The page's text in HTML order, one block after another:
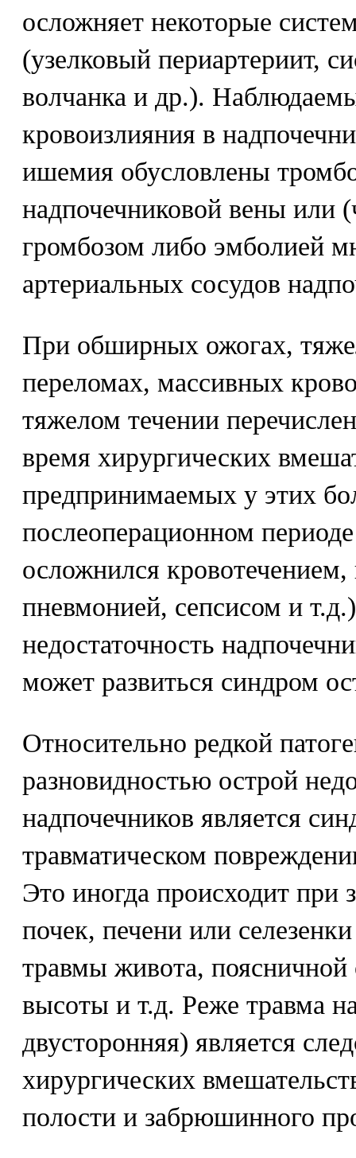
осложняет некоторые
(узелковый периартериит,
волчанка и др.).
кровоизлияния в
ишемия обусловлены
надпочечниковой вены или
громбозом либо эмболией
артериальных сосудов
При обширных ожогах,
переломах, массивных
тяжелом течении
время хирургических
предпринимаемых у этих
послеоперационном
осложнился
пневмонией, сепсисом и
недостаточность
может развиться синдром
Относительно редкой
разновидностью острой
надпочечников является
травматическом
Это иногда происходит при
почек, печени или
травмы живота, поясничной
высоты и т.д. Реже травма
двусторонняя) является
хирургических
полости и забрюшинного